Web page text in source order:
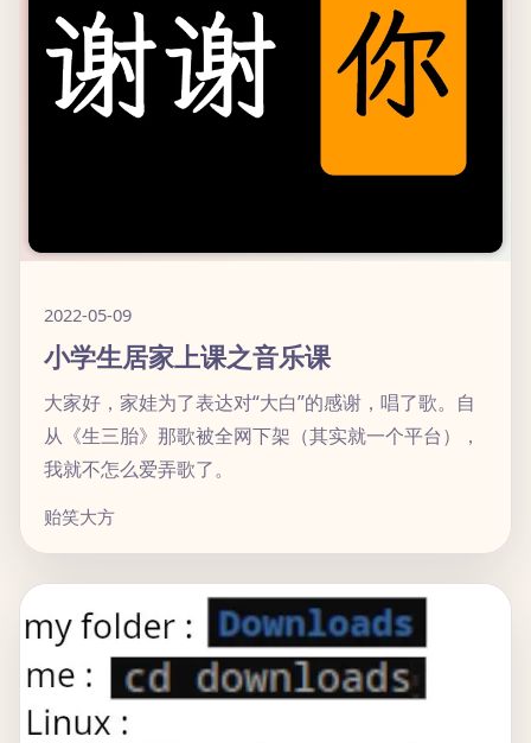
2022-05-09
小学生居家上课之音乐课
大家好，家娃为了表达对“大白”的感谢，唱了歌。自
从《生三胎》那歌被全网下架（其实就一个平台），
我就不怎么爱弄歌了。
贻笑大方